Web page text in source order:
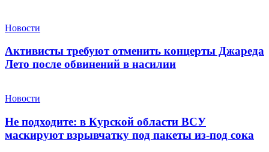
Новости
Активисты требуют отменить концерты Джареда
Лето после обвинений в насилии
Новости
Не подходите: в Курской области ВСУ
маскируют взрывчатку под пакеты из-под сока